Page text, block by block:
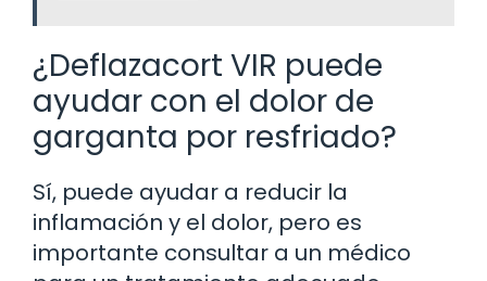
¿Deflazacort VIR puede
ayudar con el dolor de
garganta por resfriado?
Sí, puede ayudar a reducir la
inflamación y el dolor, pero es
importante consultar a un médico